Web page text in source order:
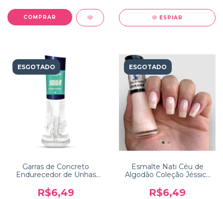
ESPIAR
ESGOTADO
Garras de Concreto
Endurecedor de Unhas
R$6,49
ESGOTADO
Esmalte Nati Céu de
Algodão Coleção Jéssica
R$6,49